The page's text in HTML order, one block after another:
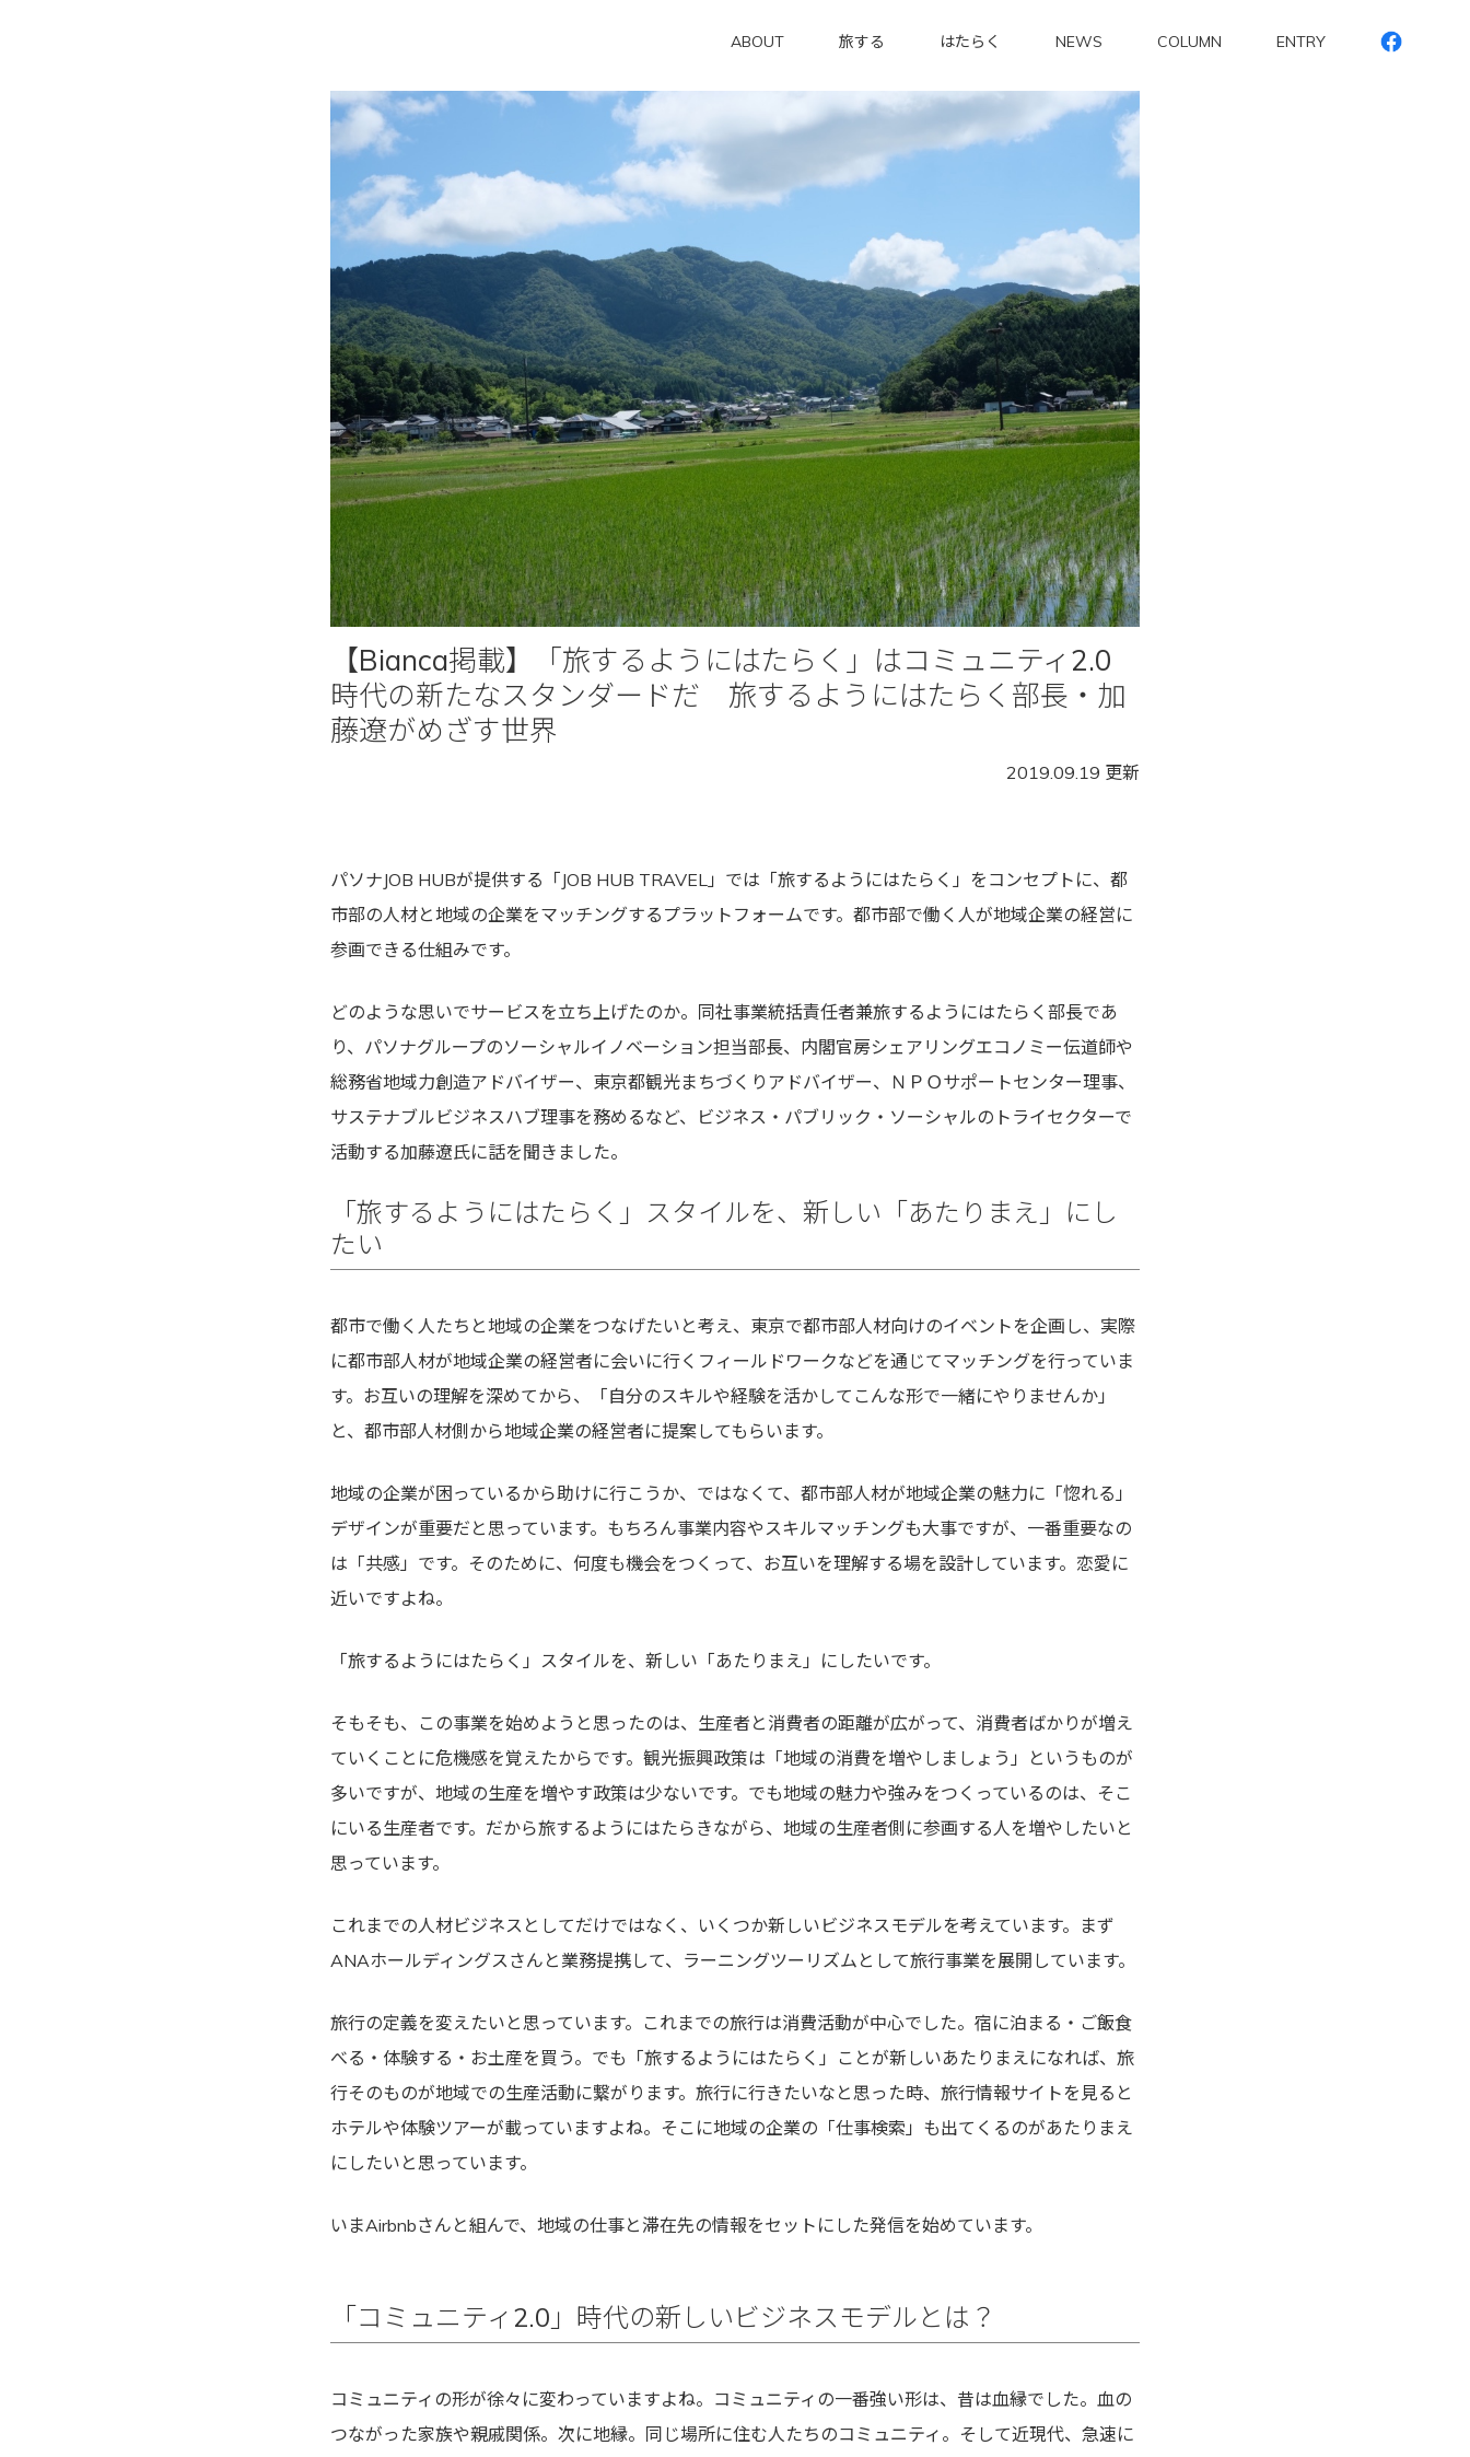
ABOUT 旅する はたらく NEWS COLUMN ENTRY
【Bianca掲載】「旅するようにはたらく」はコミュニティ2.0
時代の新たなスタンダードだ 旅するようにはたらく部長・加
藤遼がめざす世界
2019.09.19 更新
パソナJOB HUBが提供する「JOB HUB TRAVEL 」では「旅するようにはたらく」をコンセプトに、都
市部の人材と地域の企業をマッチングするプラットフォームです。都市部で働く人が地域企業の経営に
参画できる仕組みです。
どのような思いでサービスを立ち上げたのか。同社事業統括責任者兼旅するようにはたらく部長であ
り、パソナグループのソーシャルイノベーション担当部長、内閣官房シェアリングエコノミー伝道師や
総務省地域力創造アドバイザー、東京都観光まちづくりアドバイザー、ＮＰＯサポートセンター理事、
サステナブルビジネスハブ理事を務めるなど、ビジネス・パブリック・ソーシャルのトライセクターで
活動する加藤遼氏に話を聞きました。
「旅するようにはたらく」スタイルを、新しい「あたりまえ」にし
たい
都市で働く人たちと地域の企業をつなげたいと考え、東京で都市部人材向けのイベントを企画し、実際
に都市部人材が地域企業の経営者に会いに行くフィールドワークなどを通じてマッチングを行っていま
す。お互いの理解を深めてから、「自分のスキルや経験を活かしてこんな形で一緒にやりませんか」
と、都市部人材側から地域企業の経営者に提案してもらいます。
地域の企業が困っているから助けに行こうか、ではなくて、都市部人材が地域企業の魅力に「惚れる」
デザインが重要だと思っています。もちろん事業内容やスキルマッチングも大事ですが、一番重要なの
は「共感」です。そのために、何度も機会をつくって、お互いを理解する場を設計しています。恋愛に
近いですよね。
「旅するようにはたらく」スタイルを、新しい「あたりまえ」にしたいです。
そもそも、この事業を始めようと思ったのは、生産者と消費者の距離が広がって、消費者ばかりが増え
ていくことに危機感を覚えたからです。観光振興政策は「地域の消費を増やしましょう」というものが
多いですが、地域の生産を増やす政策は少ないです。でも地域の魅力や強みをつくっているのは、そこ
にいる生産者です。だから旅するようにはたらきながら、地域の生産者側に参画する人を増やしたいと
思っています。
これまでの人材ビジネスとしてだけではなく、いくつか新しいビジネスモデルを考えています。まず
ANAホールディングスさんと業務提携して、ラーニングツーリズムとして旅行事業を展開しています。
旅行の定義を変えたいと思っています。これまでの旅行は消費活動が中心でした。宿に泊まる・ご飯食
べる・体験する・お土産を買う。でも「旅するようにはたらく」ことが新しいあたりまえになれば、旅
行そのものが地域での生産活動に繋がります。旅行に行きたいなと思った時、旅行情報サイトを見ると
ホテルや体験ツアーが載っていますよね。そこに地域の企業の「仕事検索」も出てくるのがあたりまえ
にしたいと思っています。
いまAirbnbさんと組んで、地域の仕事と滞在先の情報をセットにした発信を始めています。
「コミュニティ2.0」時代の新しいビジネスモデルとは？
コミュニティの形が徐々に変わっていますよね。コミュニティの一番強い形は、昔は血縁でした。血の
つながった家族や親戚関係。次に地縁。同じ場所に住む人たちのコミュニティ。そして近現代、急速に